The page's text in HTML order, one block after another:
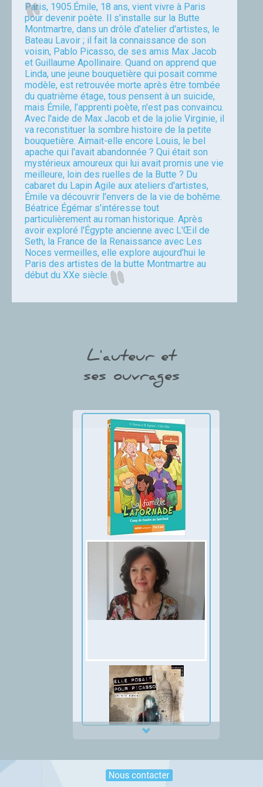
Paris, 1905.Émile, 18 ans, vient vivre à Paris
pour devenir poète. Il s'installe sur la Butte
Montmartre, dans un drôle d’atelier d'artistes, le
Bateau Lavoir ; il fait la connaissance de son
voisin, Pablo Picasso, de ses amis Max Jacob
et Guillaume Apollinaire. Quand on apprend que
Linda, une jeune bouquetière qui posait comme
modèle, est retrouvée morte après être tombée
du quatrième étage, tous pensent à un suicide,
mais Émile, l’apprenti poète, n'est pas convaincu.
Avec l'aide de Max Jacob et de la jolie Virginie, il
va reconstituer la sombre histoire de la petite
bouquetière. Aimait-elle encore Louis, le bel
apache qui l'avait abandonnée ? Qui était son
mystérieux amoureux qui lui avait promis une vie
meilleure, loin des ruelles de la Butte ? Du
cabaret du Lapin Agile aux ateliers d'artistes,
Émile va découvrir l'envers de la vie de bohême.
Béatrice Égémar s'intéresse tout
particulièrement au roman historique. Après
avoir exploré l'Égypte ancienne avec L'Œil de
Seth, la France de la Renaissance avec Les
Noces vermeilles, elle explore aujourd’hui le
Paris des artistes de la butte Montmartre au
début du XXe siècle.
L'auteur et
ses ouvrages